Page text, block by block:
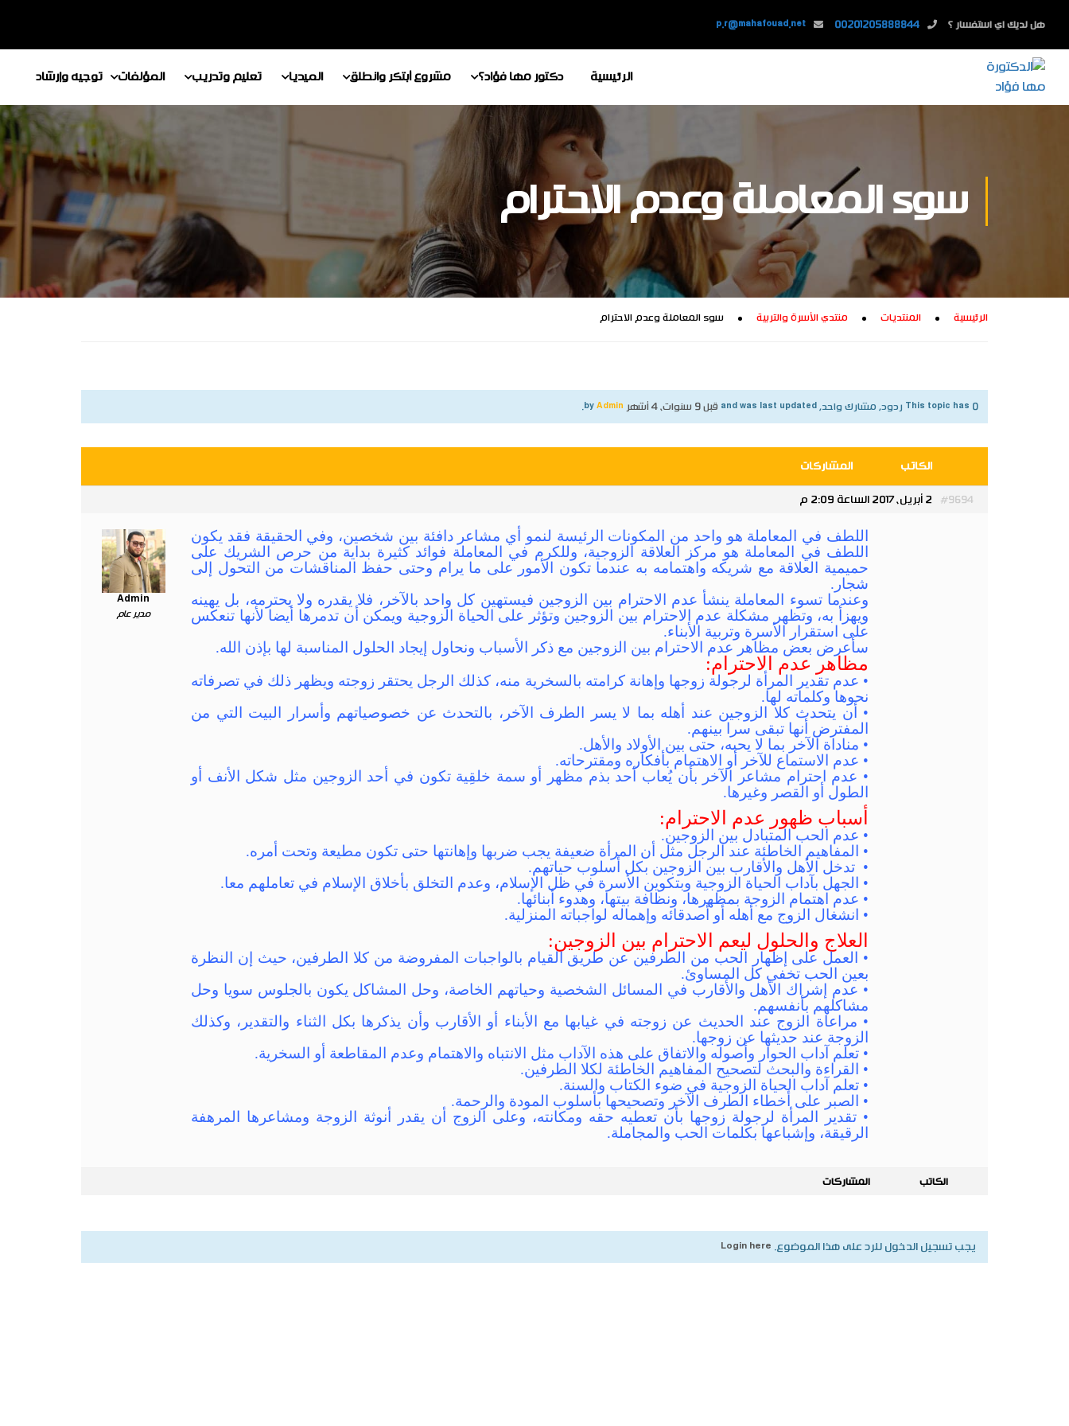
هل لديك اي استفسار ؟ 00201205888844
p.r@mahafouad.net
الرئيسية دكتور مها فؤاد؟ مشروع أبتكر وانطلق الميديا تعليم وتدريب المؤلفات توجيه وإرشاد
سوء المعاملة وعدم الاحترام
الرئيسية المنتديات منتدي الأسرة والتربية سوء المعاملة وعدم الاحترام
This topic has 0 ردود, مشارك واحد, and was last updated قبل 9 سنوات، 4 أشهر Admin
الكاتب المشاركات
2 أبريل، 2017 الساعة 2:09 م #9694
Admin
مدير عام
اللطف في المعاملة هو واحد من المكونات الرئيسة لنمو أي مشاعر دافئة بين شخصين، وفي الحقيقة فقد يكون
اللطف في المعاملة هو مركز العلاقة الزوجية، وللكرم في المعاملة فوائد كثيرة بداية من حرص الشريك على
حميمية العلاقة مع شريكه واهتمامه به عندما تكون الأمور على ما يرام وحتى حفظ المناقشات من التحول إلى
شجار.
وعندما تسوء المعاملة ينشأ عدم الاحترام بين الزوجين فيستهين كل واحد بالآخر، فلا يقدره ولا يحترمه، بل يهينه
ويهزأ به، وتظهر مشكلة عدم الاحترام بين الزوجين وتؤثر على الحياة الزوجية ويمكن أن تدمرها أيضا لأنها تنعكس
على استقرار الأسرة وتربية الأبناء.
سأعرض بعض مظاهر عدم الاحترام بين الزوجين مع ذكر الأسباب ونحاول إيجاد الحلول المناسبة لها بإذن الله.
مظاهر عدم الاحترام:
• عدم تقدير المرأة لرجولة زوجها وإهانة كرامته بالسخرية منه، كذلك الرجل يحتقر زوجته ويظهر ذلك في تصرفاته
نحوها وكلماته لها.
• أن يتحدث كلا الزوجين عند أهله بما لا يسر الطرف الآخر، بالتحدث عن خصوصياتهم وأسرار البيت التي من
المفترض أنها تبقى سرا بينهم.
• مناداة الآخر بما لا يحبه، حتى بين الأولاد والأهل.
• عدم الاستماع للآخر أو الاهتمام بأفكاره ومقترحاته.
• عدم احترام مشاعر الآخر بأن يُعاب أحد بذم مظهر أو سمة خلقِية تكون في أحد الزوجين مثل شكل الأنف أو
الطول أو القصر وغيرها.
أسباب ظهور عدم الاحترام:
• عدم الحب المتبادل بين الزوجين.
• المفاهيم الخاطئة عند الرجل مثل أن المرأة ضعيفة يجب ضربها وإهانتها حتى تكون مطيعة وتحت أمره.
• تدخل الأهل والأقارب بين الزوجين بكل أسلوب حياتهم.
• الجهل بآداب الحياة الزوجية وبتكوين الأسرة في ظل الإسلام، وعدم التخلق بأخلاق الإسلام في تعاملهم معا.
• عدم اهتمام الزوجة بمظهرها، ونظافة بيتها، وهدوء أبنائها.
• انشغال الزوج مع أهله أو أصدقائه وإهماله لواجباته المنزلية.
العلاج والحلول ليعم الاحترام بين الزوجين:
• العمل على إظهار الحب من الطرفين عن طريق القيام بالواجبات المفروضة من كلا الطرفين، حيث إن النظرة
بعين الحب تخفي كل المساوئ.
• عدم إشراك الأهل والأقارب في المسائل الشخصية وحياتهم الخاصة، وحل المشاكل يكون بالجلوس سويا وحل
مشاكلهم بأنفسهم.
• مراعاة الزوج عند الحديث عن زوجته في غيابها مع الأبناء أو الأقارب وأن يذكرها بكل الثناء والتقدير، وكذلك
الزوجة عند حديثها عن زوجها.
• تعلم آداب الحوار وأصوله والاتفاق على هذه الآداب مثل الانتباه والاهتمام وعدم المقاطعة أو السخرية.
• القراءة والبحث لتصحيح المفاهيم الخاطئة لكلا الطرفين.
• تعلم آداب الحياة الزوجية في ضوء الكتاب والسنة.
• الصبر على أخطاء الطرف الآخر وتصحيحها بأسلوب المودة والرحمة.
• تقدير المرأة لرجولة زوجها بأن تعطيه حقه ومكانته، وعلى الزوج أن يقدر أنوثة الزوجة ومشاعرها المرهفة
الرقيقة، وإشباعها بكلمات الحب والمجاملة.
الكاتب المشاركات
يجب تسجيل الدخول للرد على هذا الموضوع. Login here